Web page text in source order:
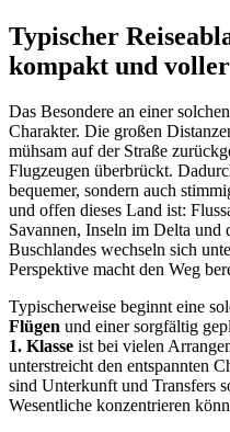
Typischer
kompakt und
Das Besondere an einer
Charakter. Die großen
mühsam auf der Straße
Flugzeugen überbrückt.
bequemer, sondern auch
und offen dieses Land ist:
Savannen, Inseln im Delta und
Buschlandes wechseln sich
Perspektive macht den Weg
Typischerweise beginnt eine
Flügen und einer sorgfältig
1. Klasse ist bei vielen
unterstreicht den entspannten
sind Unterkunft und Transfers
Wesentliche konzentrieren